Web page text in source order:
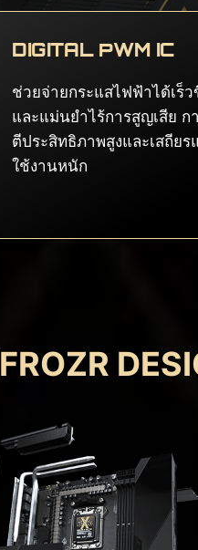
DUAL SOLID PIN
จ่ายไฟได้อย่างเสถียรและเพี
พอ แม้เป็น CPU หลายคอร์ที่
เวอร์คล็อก เพื่อเค้นประสิทธิภ
FROZR